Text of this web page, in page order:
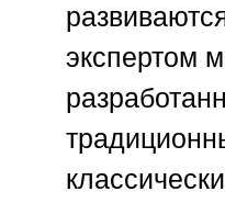
экспертом